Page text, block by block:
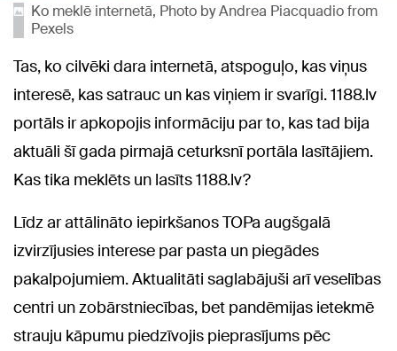
Ko meklē internetā, Photo by Andrea Piacquadio from
Pexels
Tas, ko cilvēki dara internetā, atspoguļo, kas viņus
interesē, kas satrauc un kas viņiem ir svarīgi. 1188.lv
portāls ir apkopojis informāciju par to, kas tad bija
aktuāli šī gada pirmajā ceturksnī portāla lasītājiem.
Kas tika meklēts un lasīts 1188.lv?
Līdz ar attālināto iepirkšanos TOPa augšgalā
izvirzījusies interese par pasta un piegādes
pakalpojumiem. Aktualitāti saglabājuši arī veselības
centri un zobārstniecības, bet pandēmijas ietekmē
strauju kāpumu piedzīvojis pieprasījums pēc